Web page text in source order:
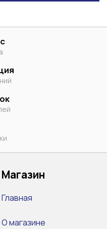
Магазин
Главная
О магазине